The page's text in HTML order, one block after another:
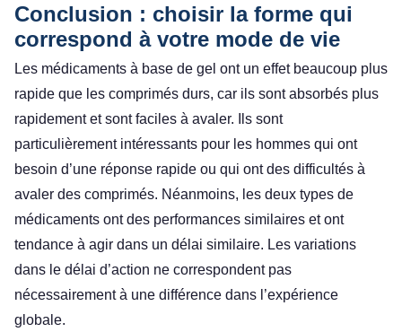
Conclusion : choisir la forme qui
correspond à votre mode de vie
Les médicaments à base de gel ont un effet beaucoup plus
rapide que les comprimés durs, car ils sont absorbés plus
rapidement et sont faciles à avaler. Ils sont
particulièrement intéressants pour les hommes qui ont
besoin d’une réponse rapide ou qui ont des difficultés à
avaler des comprimés. Néanmoins, les deux types de
médicaments ont des performances similaires et ont
tendance à agir dans un délai similaire. Les variations
dans le délai d’action ne correspondent pas
nécessairement à une différence dans l’expérience
globale.